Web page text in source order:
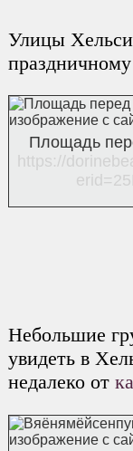
Улицы
Площадь
https://
Небольшие
увидеть в
недалеко от